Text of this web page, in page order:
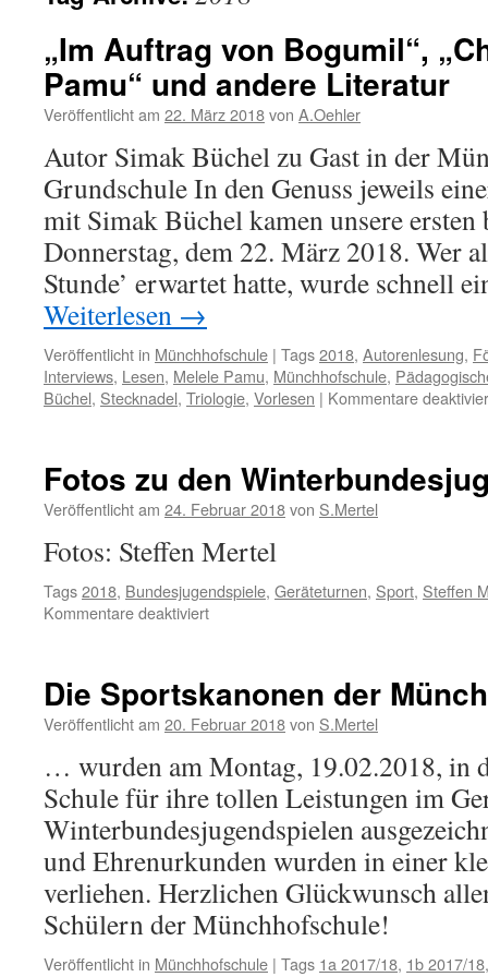
„Im Auftrag von Bogumil“,
Pamu“ und andere Literatur
Veröffentlicht am 22. März 2018von A.Oehler
Autor Simak Büchel zu Gast in der
Grundschule In den Genuss jeweils
mit Simak Büchel kamen unsere
Donnerstag, dem 22. März 2018. Wer
Stunde’ erwartet hatte, wurde schnell
Weiterlesen →
Veröffentlicht in Münchhofschule | Tags2018, Autorenlesung,
Interviews, Lesen, Melele Pamu, Münchhofschule,
Büchel, Stecknadel, Triologie, Vorlesen | Kommentare
Fotos zu den
Veröffentlicht am 24. Februar 2018von S.Mertel
Fotos: Steffen Mertel
Tags2018, Bundesjugendspiele, Geräteturnen, Sport, Steffen
Kommentare deaktiviertfür
Winterbundesjugendspielen
2018
Die Sportskanonen der
Veröffentlicht am 20. Februar 2018von S.Mertel
… wurden am Montag, 19.02.2018, in
Schule für ihre tollen Leistungen im
Winterbundesjugendspielen
und Ehrenurkunden wurden in einer
verliehen. Herzlichen Glückwunsch
Schülern der Münchhofschule!
Veröffentlicht in Münchhofschule | Tags 1a 2017/18, 1b 2017/18